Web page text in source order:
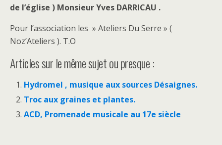
de l’église ) Monsieur Yves DARRICAU .
Pour l’association les » Ateliers Du Serre » (
Noz’Ateliers ). T.O
Articles sur le même sujet ou presque :
Hydromel , musique aux sources Désaignes.
Troc aux graines et plantes.
ACD, Promenade musicale au 17e siècle